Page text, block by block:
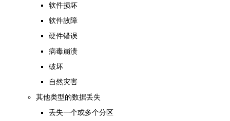
软件损坏
软件故障
硬件错误
病毒崩溃
破坏
自然灾害
其他类型的数据丢失
丢失一个或多个分区